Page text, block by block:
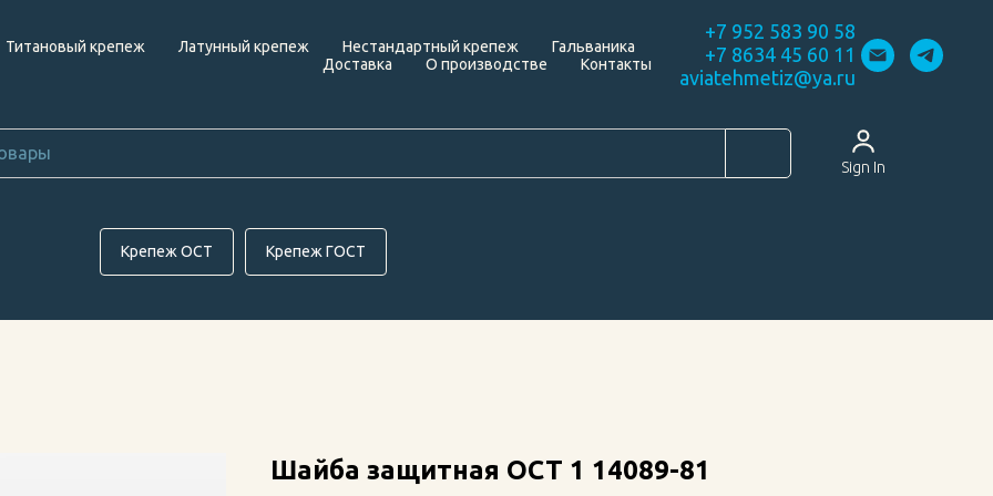
Титановый крепеж Латунный крепеж Нестандартный крепеж
Гальваника
Доставка
О производстве Контакты
+7 952 583 90 58
+7 8634 45 60 11
aviatehmetiz@ya.ru
Sign In
Крепеж ОСТ Крепеж ГОСТ
Шайба защитная ОСТ 1 14089-81